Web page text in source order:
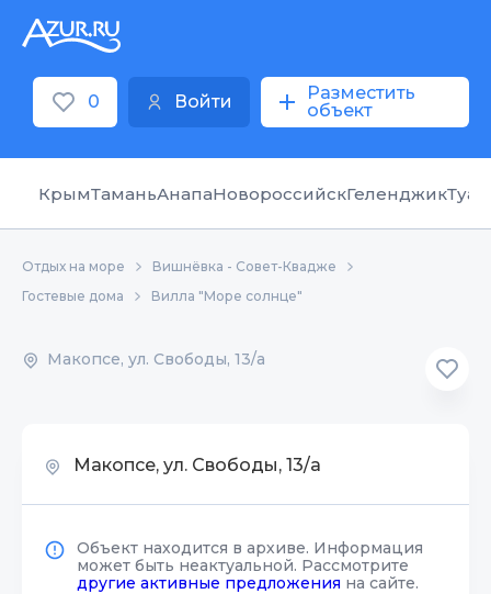
0 Войти
Разместить
объект
КрымТаманьАнапаНовороссийскГеленджик
Отдых на море
Вишнёвка - Совет-Квадже
Гостевые дома
Вилла "Море солнце"
Макопсе, ул. Свободы, 13/а
Макопсе, ул. Свободы, 13/а
Объект находится в архиве. Информация
может быть неактуальной. Рассмотрите
другие активные предложения на сайте.